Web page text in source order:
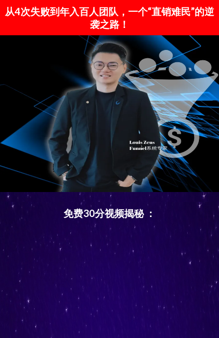
从4次失败到年入百人团队，一个“直销难民”的逆
袭之路！
免费30分视频揭秘 ：
我是如何在12个月内，用一
套自动化系统招募超过100
名代理的完整秘籍 而且不
骚扰任何熟人